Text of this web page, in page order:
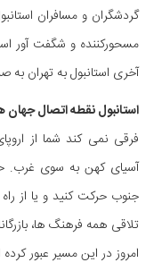
گردشگران و مسافران
مسحورکننده و شگفت آور
آخری استانبول به تهران به
استانبول نقطه اتصال جهان
فرقی نمی کند شما از
آسیای کهن به سوی غرب.
جنوب حرکت کنید و یا از راه
تلاقی همه فرهنگ ها،
امروز در این مسیر عبور